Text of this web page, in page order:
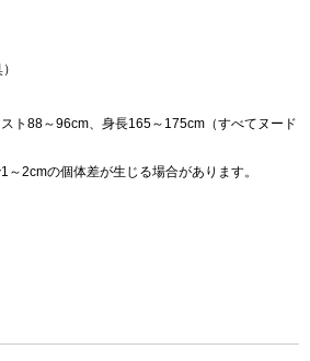
ト88～96cm、身長165～175cm（すべてヌード
2cmの個体差が生じる場合があります。